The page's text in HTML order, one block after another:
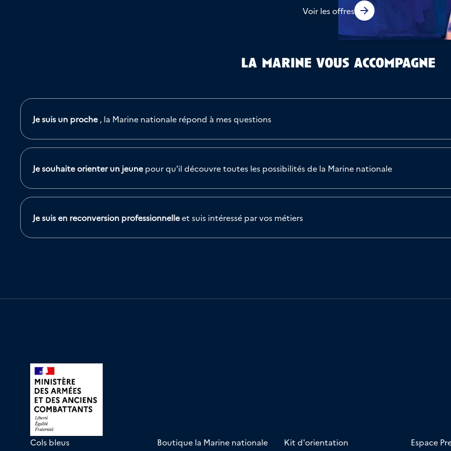
Voir les offres
la marine vous accompagne
Je suis un proche , la Marine nationale répond à mes questions
Je souhaite orienter un jeune pour qu'il découvre toutes les possibilités de la Marine nationale
Je suis en reconversion professionnelleet suis intéressé par vos métiers
Cols bleus Boutique la Marine nationale Kit d'orientation Espace